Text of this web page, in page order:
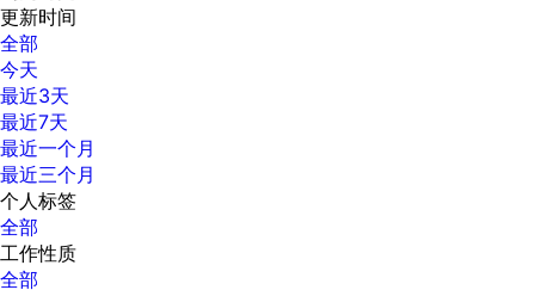
更新时间
全部
今天
最近3天
最近7天
最近一个月
最近三个月
个人标签
全部
工作性质
全部